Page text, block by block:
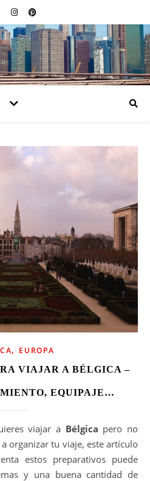
, EUROPA
VIAJAR A BÉLGICA –
EQUIPAJE…
viajar a Bélgica pero no
organizar tu viaje, este artículo
estos preparativos puede
y una buena cantidad de